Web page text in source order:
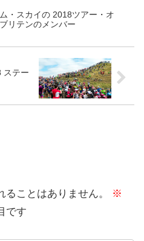
・スカイの 2018ツアー・オ
リテンのメンバー
ステー
ことはありません。
※
です